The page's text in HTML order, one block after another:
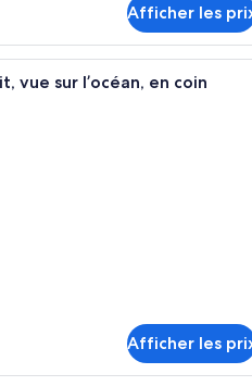
Afficher les
Une chambre d’hôtel avec
vue sur l’océan, en coin
Afficher les